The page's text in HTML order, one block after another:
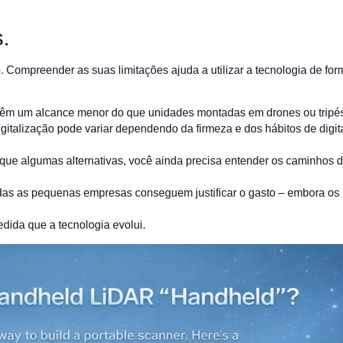
as suas limitações ajuda a utilizar a tecnologia de
um alcance menor do que unidades montadas em drones ou
pode variar dependendo da firmeza e dos hábitos de
algumas alternativas, você ainda precisa entender os caminhos
as pequenas empresas conseguem justificar o gasto – embora os
que a tecnologia evolui.